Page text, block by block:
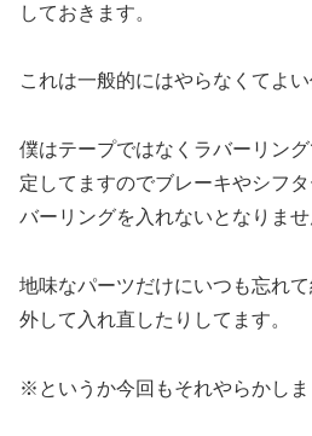
しておきます。
これは一般的にはやらなくてよい
僕はテープではなくラバーリン
定してますのでブレーキやシフ
バーリングを入れないとなりませ
地味なパーツだけにいつも忘れ
外して入れ直したりしてます。
※というか今回もそれやらかし